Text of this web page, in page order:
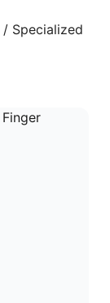
/ Specialized